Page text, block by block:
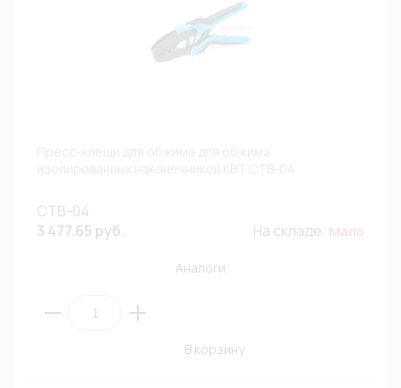
СТВ-04
3 477.65 руб.
На складе: Мало
Аналоги
В корзину